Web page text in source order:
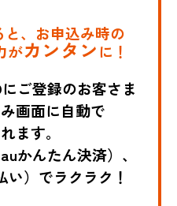
と、お申込み時の
がカンタンに！
ご登録のお客さま
画面に自動で
ます。
かんたん決済）、
い）でラクラク！